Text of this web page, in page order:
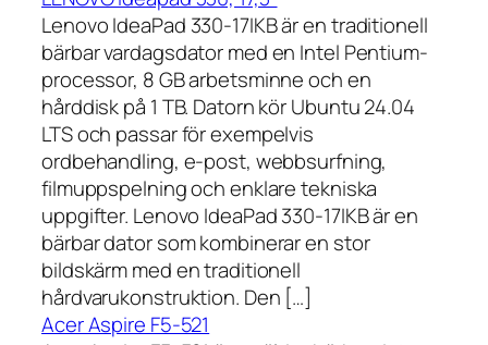
Lenovo IdeaPad 330-17IKB är en traditionell
bärbar vardagsdator med en Intel Pentium-
processor, 8 GB arbetsminne och en
hårddisk på 1 TB. Datorn kör Ubuntu 24.04
LTS och passar för exempelvis
ordbehandling, e-post, webbsurfning,
filmuppspelning och enklare tekniska
uppgifter. Lenovo IdeaPad 330-17IKB är en
bärbar dator som kombinerar en stor
bildskärm med en traditionell
hårdvarukonstruktion. Den […]
Acer Aspire F5-521